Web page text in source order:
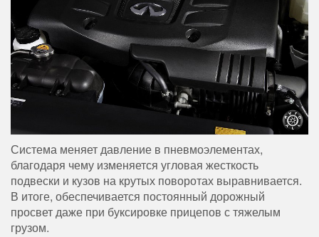
Система меняет давление в пневмоэлементах,
благодаря чему изменяется угловая жесткость
подвески и кузов на крутых поворотах выравнивается.
В итоге, обеспечивается постоянный дорожный
просвет даже при буксировке прицепов с тяжелым
грузом.